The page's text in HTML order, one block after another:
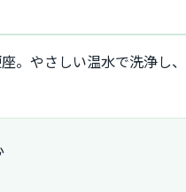
。やさしい温水で洗浄し